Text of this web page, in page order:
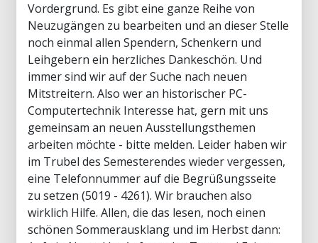
Vordergrund. Es gibt eine ganze Reihe von
Neuzugängen zu bearbeiten und an dieser Stelle
noch einmal allen Spendern, Schenkern und
Leihgebern ein herzliches Dankeschön. Und
immer sind wir auf der Suche nach neuen
Mitstreitern. Also wer an historischer PC-
Computertechnik Interesse hat, gern mit uns
gemeinsam an neuen Ausstellungsthemen
arbeiten möchte - bitte melden. Leider haben wir
im Trubel des Semesterendes wieder vergessen,
eine Telefonnummer auf die Begrüßungsseite
zu setzen (5019 - 4261). Wir brauchen also
wirklich Hilfe. Allen, die das lesen, noch einen
schönen Sommerausklang und im Herbst dann: